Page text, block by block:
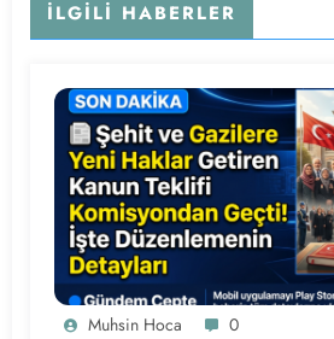
İLGILI HABERLER
Muhsin Hoca 0